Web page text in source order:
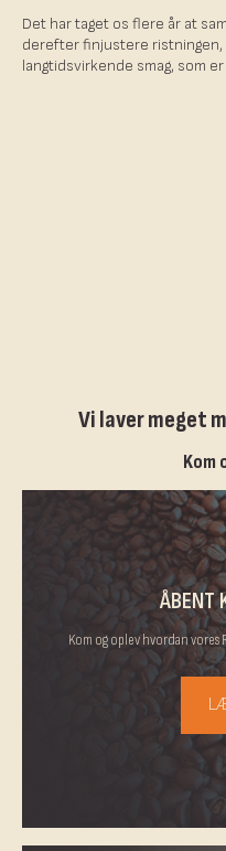
Det har taget os flere år at
derefter finjustere ristningen,
langtidsvirkende smag, som
Vi laver meget
Kom
ÅBENT
Kom og oplev hvordan